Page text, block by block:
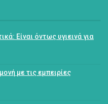
Είναι όντως υγιεινά για
με τις εμπειρίες